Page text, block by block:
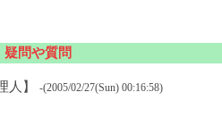
疑問や質問
人】 -(2005/02/27(Sun) 00:16:58)